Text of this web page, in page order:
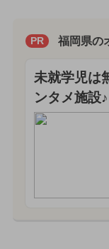
PR 福岡県の
未就学児は
ンタメ施設♪